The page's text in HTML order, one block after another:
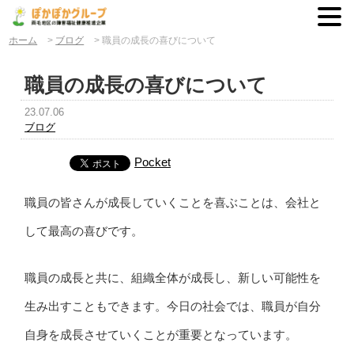
ホーム > ブログ >職員の成長の喜びについて
職員の成長の喜びについて
23.07.06
ブログ
Pocket
職員の皆さんが成長していくことを喜ぶことは、会社と
して最高の喜びです。
職員の成長と共に、組織全体が成長し、新しい可能性を
生み出すこともできます。今日の社会では、職員が自分
自身を成長させていくことが重要となっています。